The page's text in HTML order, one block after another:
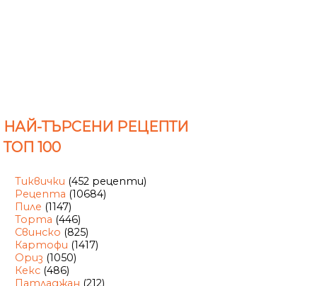
НАЙ-ТЪРСЕНИ РЕЦЕПТИ
ТОП 100
Тиквички (452 рецепти)
Рецепта (10684)
Пиле (1147)
Торта (446)
Свинско (825)
Картофи (1417)
Ориз (1050)
Кекс (486)
Патладжан (212)